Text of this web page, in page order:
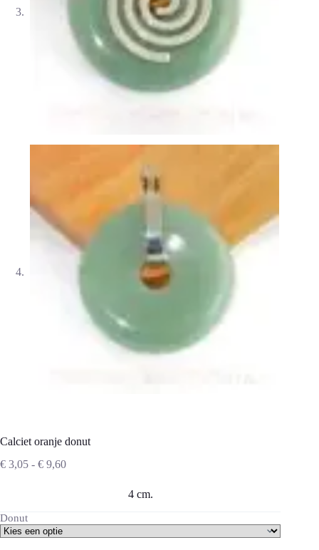
Calciet oranje donut
€ 3,05 - € 9,60Prijsklasse:
4 cm.
Donut